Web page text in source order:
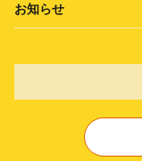
お知らせ